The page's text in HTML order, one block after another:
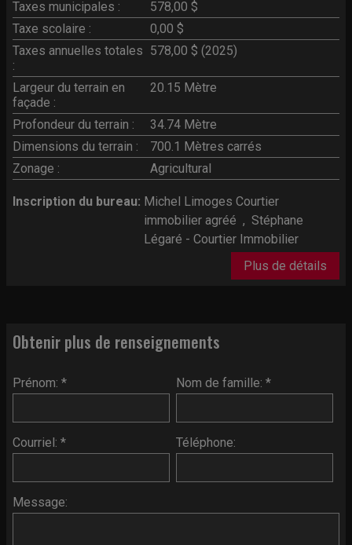
Taxes municipales :
578,00 $
Taxe scolaire :
0,00 $
Taxes annuelles totales
:
578,00 $ (2025)
Largeur du terrain en
façade :
20.15 Mètre
Profondeur du terrain :
34.74 Mètre
Dimensions du terrain :
700.1 Mètres carrés
Zonage :
Agricultural
Inscription du bureau: Michel Limoges Courtier
immobilier agréé , Stéphane
Légaré - Courtier Immobilier
Plus de détails
Obtenir plus de renseignements
Prénom: * Nom de famille: *
Courriel: * Téléphone:
Message: